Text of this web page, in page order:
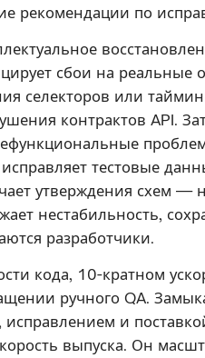
рекомендации по
сбои на реальные
селекторов или
контрактов API.
тестовые
утверждения схем —
нестабильность,
разработчики.
кода, 10-кратном
ручного QA.
и
выпуска. Он